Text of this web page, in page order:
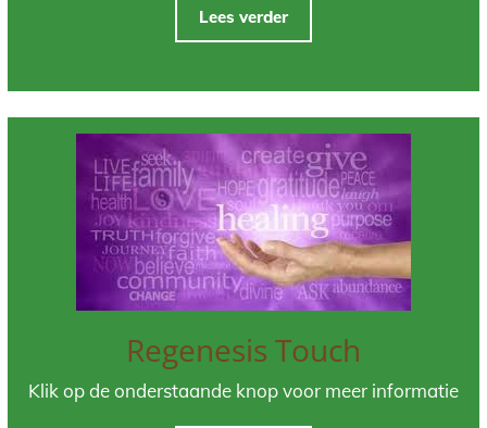
Lees verder
Regenesis Touch
Klik op de onderstaande knop voor meer informatie